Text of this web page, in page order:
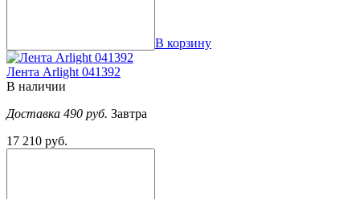
В корзину
Лента Arlight 041392
В наличии
Доставка 490 руб. Завтра
17 210 руб.